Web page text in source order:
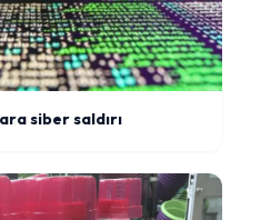
siber saldırı